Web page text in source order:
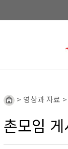
> 영상과 자료
촌모임